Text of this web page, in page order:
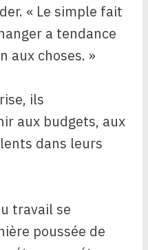
« Le simple fait
a tendance
aux choses. »
ils
aux budgets, aux
dans leurs
travail se
poussée de